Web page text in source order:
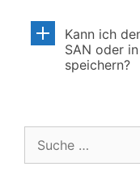
Kann ich
SAN oder
speichern?